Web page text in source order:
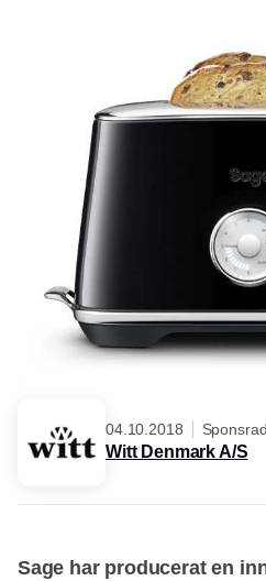
04.10.2018 Sponsrad
Witt Denmark A/S
Sage har producerat en